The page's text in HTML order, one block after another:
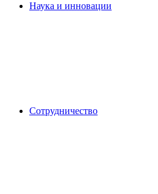
Наука и инновации
Сотрудничество